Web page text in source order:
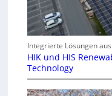
Integrierte Lösungen
HIK und HIS
Technology